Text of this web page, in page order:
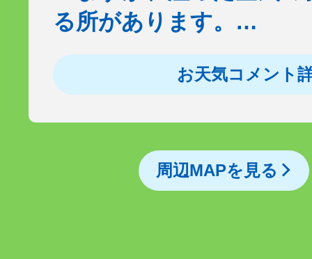
る所があります。…
お天気コメント
周辺MAPを見る